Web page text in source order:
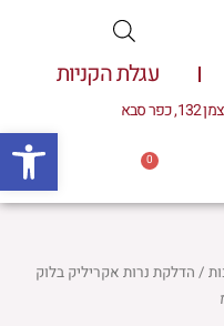
עגלת הקניות
כפר סבא
0
עגלת
/ הדלקת נרות אקריליק בלוק